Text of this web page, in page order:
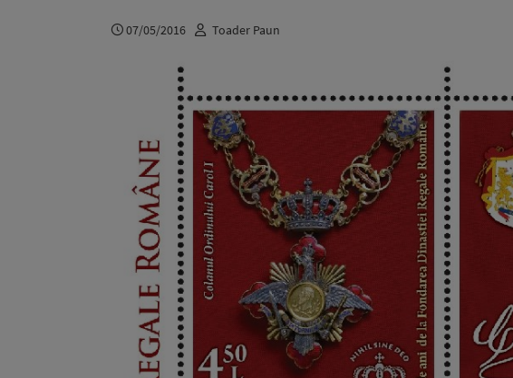
07/05/2016 Toader Paun